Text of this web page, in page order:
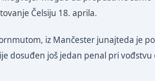
Čelsiju 18. aprila.
iz Mančester junajteda je
dosuđen još jedan penal pri vođstvu